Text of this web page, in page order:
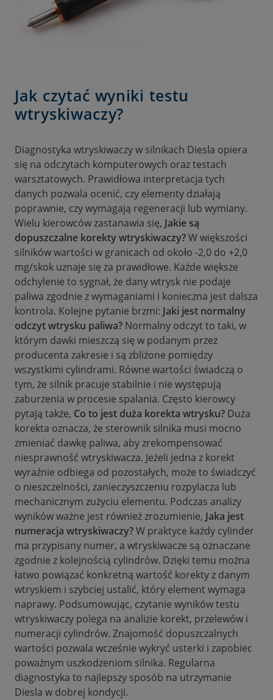
Jak czytać wyniki testu
wtryskiwaczy?
Diagnostyka wtryskiwaczy w silnikach Diesla opiera
się na odczytach komputerowych oraz testach
warsztatowych. Prawidłowa interpretacja tych
danych pozwala ocenić, czy elementy działają
poprawnie, czy wymagają regeneracji lub wymiany.
Wielu kierowców zastanawia się, Jakie są
dopuszczalne korekty wtryskiwaczy?W większości
silników wartości w granicach od około -2,0 do +2,0
mg/skok uznaje się za prawidłowe. Każde większe
odchylenie to sygnał, że dany wtrysk nie podaje
paliwa zgodnie z wymaganiami i konieczna jest dalsza
kontrola. Kolejne pytanie brzmi: Jaki jest normalny
odczyt wtrysku paliwa? Normalny odczyt to taki, w
którym dawki mieszczą się w podanym przez
producenta zakresie i są zbliżone pomiędzy
wszystkimi cylindrami. Równe wartości świadczą o
tym, że silnik pracuje stabilnie i nie występują
zaburzenia w procesie spalania. Często kierowcy
pytają także, Co to jest duża korekta wtrysku? Duża
korekta oznacza, że sterownik silnika musi mocno
zmieniać dawkę paliwa, aby zrekompensować
niesprawność wtryskiwacza. Jeżeli jedna z korekt
wyraźnie odbiega od pozostałych, może to świadczyć
o nieszczelności, zanieczyszczeniu rozpylacza lub
mechanicznym zużyciu elementu. Podczas analizy
wyników ważne jest również zrozumienie, Jaka jest
numeracja wtryskiwaczy?W praktyce każdy cylinder
ma przypisany numer, a wtryskiwacze są oznaczane
zgodnie z kolejnością cylindrów. Dzięki temu można
łatwo powiązać konkretną wartość korekty z danym
wtryskiem i szybciej ustalić, który element wymaga
naprawy. Podsumowując, czytanie wyników testu
wtryskiwaczy polega na analizie korekt, przelewów i
numeracji cylindrów. Znajomość dopuszczalnych
wartości pozwala wcześnie wykryć usterki i zapobiec
poważnym uszkodzeniom silnika. Regularna
diagnostyka to najlepszy sposób na utrzymanie
Diesla w dobrej kondycji.